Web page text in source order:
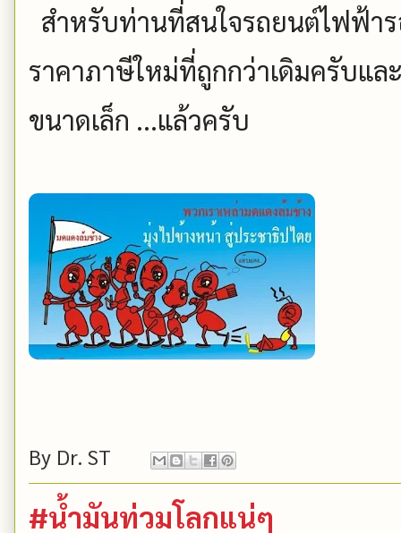
สำหรับท่านที่สนใจรถยนต์ไฟฟ้า
ราคาภาษีใหม่ที่ถูกกว่าเดิมครับแล
ขนาดเล็ก ...แล้วครับ
By Dr. ST
#น้ำมันท่วมโลกแน่ๆ